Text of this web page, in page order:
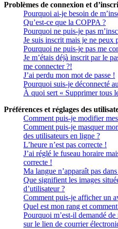
Problèmes de connexion et
Pourquoi ai-je besoin de
Qu’est-ce que la COPPA ?
Pourquoi ne puis-je pas
Je suis inscrit mais je ne peux
Pourquoi ne puis-je pas me
Je m’étais déjà inscrit par le
me connecter ?!
J’ai perdu mon mot de passe !
Pourquoi suis-je déconnecté
À quoi sert « Supprimer tous
Préférences et réglages des
Comment puis-je modifier
Comment puis-je masquer
des utilisateurs en ligne ?
L’heure n’est pas correcte !
J’ai réglé le fuseau horaire
correcte !
Ma langue n’apparaît pas
Que signifient les images
d’utilisateur ?
Comment puis-je afficher un
Quel est mon rang et
Pourquoi m’est-il demandé
sur le lien de courrier